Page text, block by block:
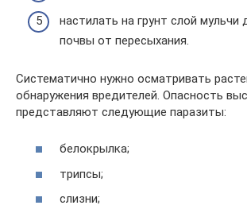
настилать на грунт слой
почвы от пересыхания.
Систематично нужно осматривать
обнаружения вредителей. Опасность
представляют следующие паразиты:
белокрылка;
трипсы;
слизни;